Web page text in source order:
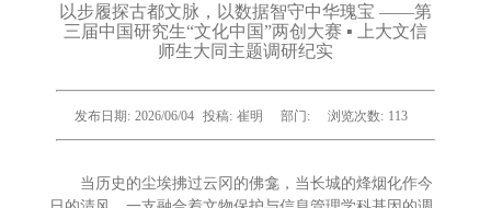
以步履探古都文脉，以数据智守中华瑰宝 ——第
三届中国研究生“文化中国”两创大赛 ▪ 上大文信
师生大同主题调研纪实
发布日期: 2026/06/04 投稿: 崔明 部门: 浏览次数: 113
当历史的尘埃拂过云冈的佛龛，当长城的烽烟化作今